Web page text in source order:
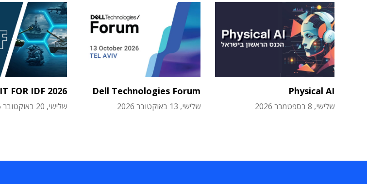
Physical AI
שלישי, 8 בספטמבר 2026
Dell Technologies Forum
שלישי, 13 באוקטובר 2026
IT FOR IDF 2026
שלישי, 20 באוקטובר 2026